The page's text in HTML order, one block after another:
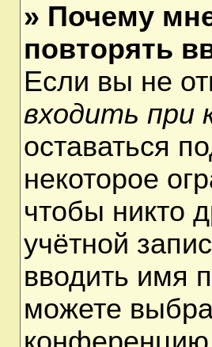
» Почему
повторять
Если вы не
входить при
оставаться
некоторое
чтобы никто
учётной
вводить имя
можете